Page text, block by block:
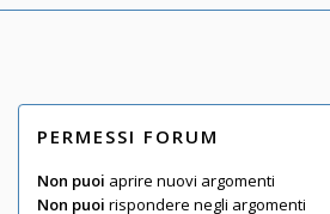
PERMESSI FORUM
Non puoi aprire nuovi argomenti
Non puoi rispondere negli argomenti